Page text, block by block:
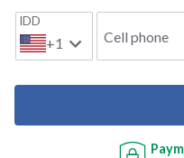
IDD
+1 Cell phone